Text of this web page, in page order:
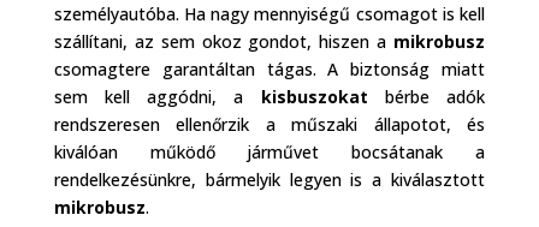
személyautóba. Ha nagy mennyiségű csomagot is kell
szállítani, az sem okoz gondot, hiszen a mikrobusz
csomagtere garantáltan tágas. A biztonság miatt
sem kell aggódni, a kisbuszokat bérbe adók
rendszeresen ellenőrzik a műszaki állapotot, és
kiválóan működő járművet bocsátanak a
rendelkezésünkre, bármelyik legyen is a kiválasztott
mikrobusz.